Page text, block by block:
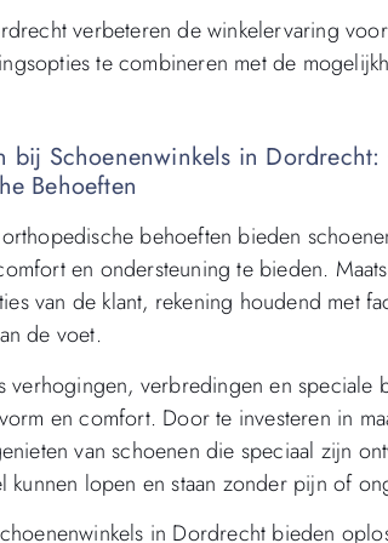
verbeteren de winkelervaring
te combineren met de
bij Schoenenwinkels in
Behoeften
behoeften bieden
en ondersteuning te bieden.
van de klant, rekening houdend met
de voet.
verhogingen, verbredingen en
en comfort. Door te investeren in
van schoenen die speciaal zijn
lopen en staan zonder pijn of
in Dordrecht bieden